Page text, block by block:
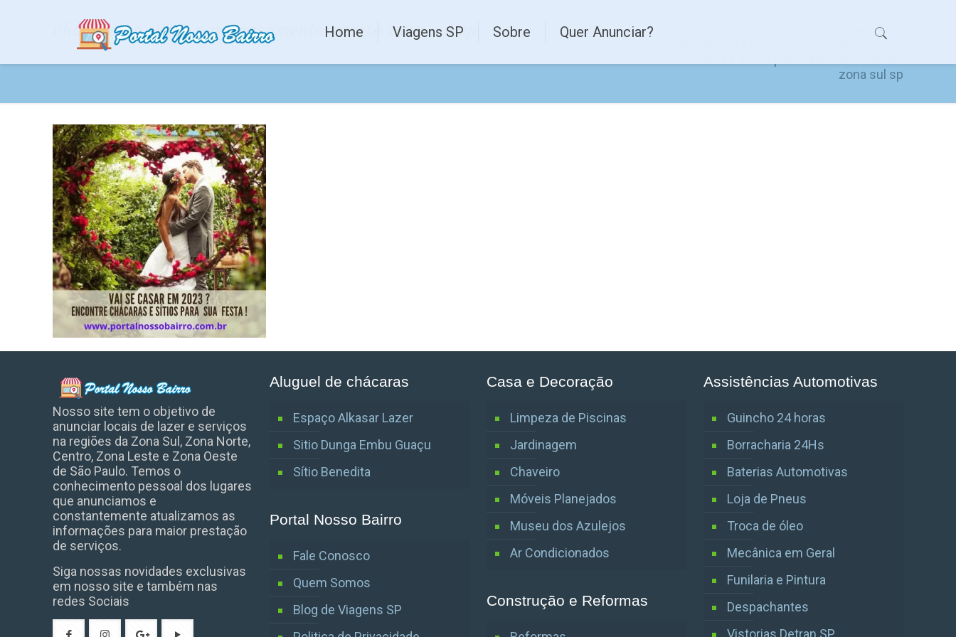
Home Viagens SP Sobre Quer Anunciar?
chácaras e sitios para casamento barato zona sul sp
zona sul sp
Nosso site tem o objetivo de
anunciar locais de lazer e serviços
na regiões da Zona Sul, Zona Norte,
Centro, Zona Leste e Zona Oeste
de São Paulo. Temos o
conhecimento pessoal dos lugares
que anunciamos e
constantemente atualizamos as
informações para maior prestação
de serviços.
Siga nossas novidades exclusivas
em nosso site e também nas
redes Sociais
Aluguel de chácaras
Espaço Alkasar Lazer
Sitio Dunga Embu Guaçu
Sítio Benedita
Portal Nosso Bairro
Fale Conosco
Quem Somos
Blog de Viagens SP
Casa e Decoração
Limpeza de Piscinas
Jardinagem
Chaveiro
Móveis Planejados
Museu dos Azulejos
Ar Condicionados
Construção e Reformas
Assistências Automotivas
Guincho 24 horas
Borracharia 24Hs
Baterias Automotivas
Loja de Pneus
Troca de óleo
Mecânica em Geral
Funilaria e Pintura
Despachantes
Vistorias Detran SP